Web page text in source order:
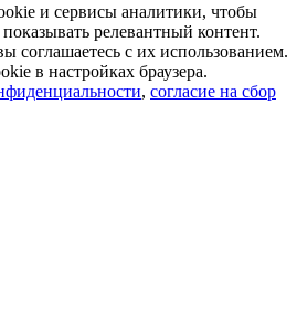
и сервисы аналитики, чтобы
релевантный контент.
с их использованием.
в настройках браузера.
, согласие на сбор